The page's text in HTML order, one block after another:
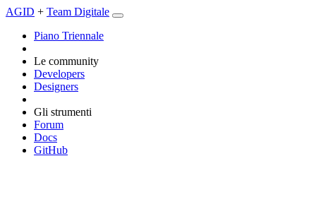
AGID + Team Digitale
Piano Triennale
Le community
Developers
Designers
Gli strumenti
Forum
Docs
GitHub